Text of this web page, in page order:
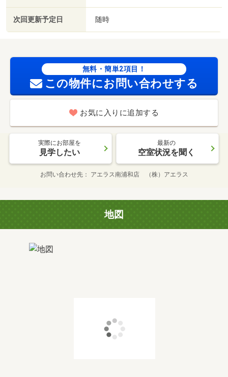
次回更新予定日 随時
無料・簡単2項目！
この物件にお問い合わせする
お気に入りに追加する
実際にお部屋を
見学したい
最新の
空室状況を聞く
お問い合わせ先 アエラス南浦和店 （株）アエラス
地図